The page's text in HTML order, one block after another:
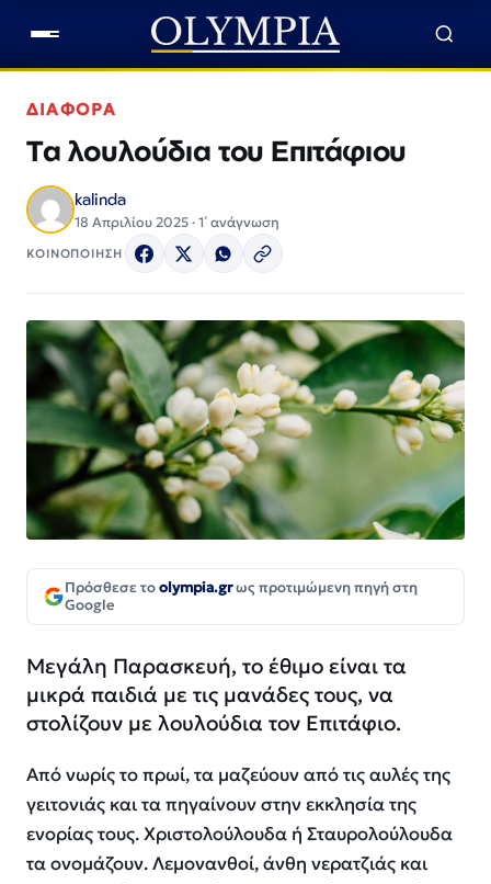
ΔΙΑΦΟΡΑ
Τα λουλούδια του Επιτάφιου
kalinda
18 Απριλίου 2025 · 1΄ ανάγνωση
ΚΟΙΝΟΠΟΙΗΣΗ
Πρόσθεσε τοolympia.grως προτιμώμενη πηγή στη
Google
Μεγάλη Παρασκευή, το έθιμο είναι τα
μικρά παιδιά με τις μανάδες τους, να
στολίζουν με λουλούδια τον Επιτάφιο.
Από νωρίς το πρωί, τα μαζεύουν από τις αυλές της
γειτονιάς και τα πηγαίνουν στην εκκλησία της
ενορίας τους. Χριστολούλουδα ή Σταυρολούλουδα
τα ονομάζουν. Λεμονανθοί, άνθη νερατζιάς και